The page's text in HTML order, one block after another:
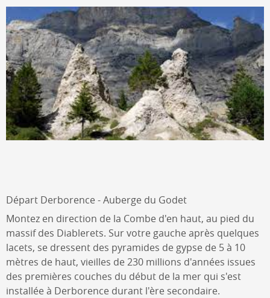
Départ Derborence - Auberge du Godet
Montez en direction de la Combe d'en haut, au pied du
massif des Diablerets. Sur votre gauche après quelques
lacets, se dressent des pyramides de gypse de 5 à 10
mètres de haut, vieilles de 230 millions d'années issues
des premières couches du début de la mer qui s'est
installée à Derborence durant l'ère secondaire.